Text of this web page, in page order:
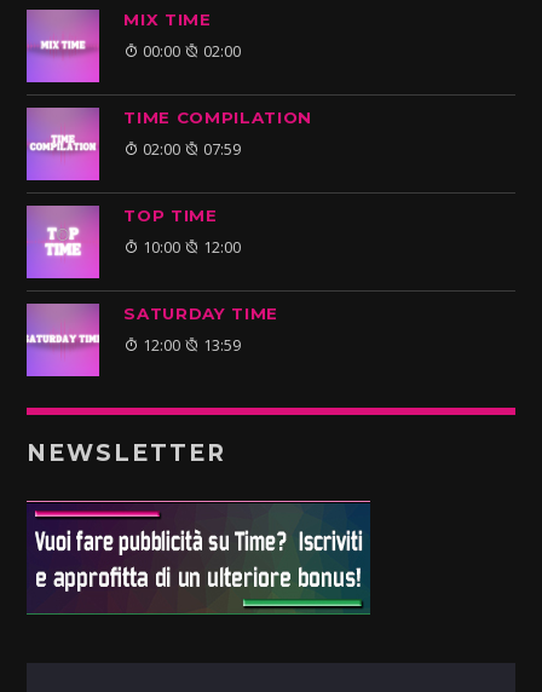
MIX TIME
00:00 02:00
TIME COMPILATION
02:00 07:59
TOP TIME
10:00 12:00
SATURDAY TIME
12:00 13:59
NEWSLETTER